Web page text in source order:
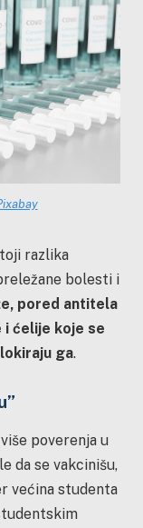
razlika
bolesti i
pored antitela
i ćelije koje se
ga.
poverenja u
da se vakcinišu,
većina studenta